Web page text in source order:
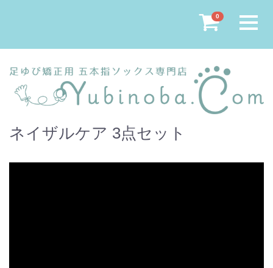
0 Menu
ネイザルケア 3点セット